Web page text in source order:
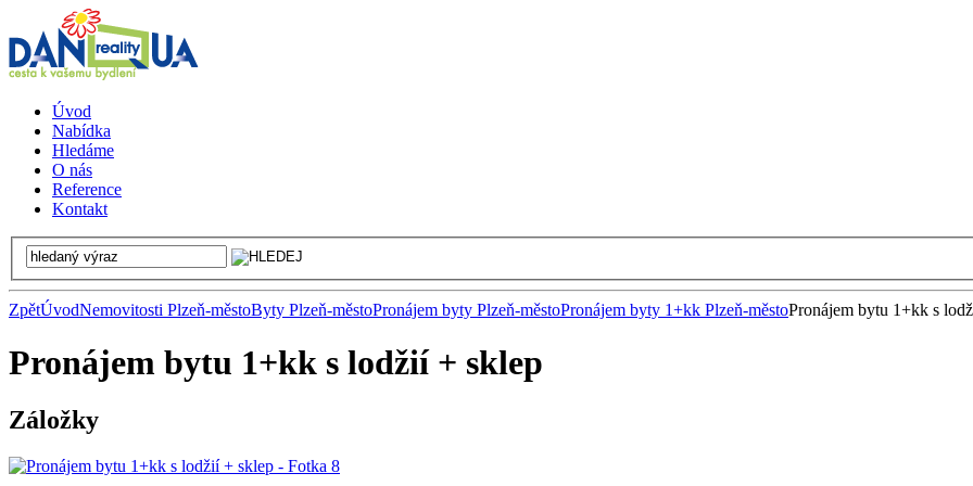
Úvod
Nabídka
Hledáme
O nás
Reference
Kontakt
ZpětÚvodNemovitosti Plzeň-městoByty Plzeň-městoPronájem byty Plzeň-městoPronájem byty 1+kk Plzeň-městoPronájem bytu 1+kk s
Pronájem bytu 1+kk s lodžií + sklep
Záložky